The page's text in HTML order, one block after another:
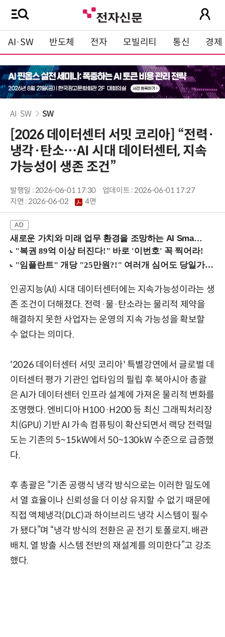
AI·SW 반도체 전자 모빌리티 통신 경제
AI·SW SW
[2026 데이터센터 서밋 코리아] “전력·
냉각·탄소…AI 시대 데이터센터, 지속
가능성이 생존 조건”
발행일 : 2026-06-01 17:30
업데이트 : 2026-06-01 17:27
지면 :2026-06-02 4면
새로운 가치와 미래 업무 환경을 조망하는 AI Smart Work Summit 2026 (9/11 코엑스)
인공지능(AI) 시대 데이터센터에는 지속가능성이라는 생
존 조건이 더해졌다. 전력·물·탄소라는 물리적 제약을
해결하지 못한 사업자는 운영의 지속 가능성을 확보할
수 없다는 의미다.
'2026 데이터센터 서밋 코리아' 특별강연에서 글로벌 데
이터센터 평가 기관인 업타임의 필립 후 북아시아 총괄
은 AI가 데이터센터 인프라 설계에 가져온 물리적 변화를
조명했다. 엔비디아 H100·H200 등 최신 그래픽처리장
치(GPU) 기반 AI 가속 컴퓨팅이 확산되면서 랙당 전력밀
도는 기존의 5~15kW에서 50~130kW 수준으로 급증했
다.
후 총괄은 “기존 공랭식 냉각 방식으로는 이러한 밀도에
서 열 효율이나 신뢰성을 더 이상 유지할 수 없기 때문에
직접 액체냉각(DLC)과 하이브리드 냉각 시스템이 필수
가 됐다”며 “냉각 방식의 전환은 곧 전기 토폴로지, 배관
배치, 열 방출 시스템 전반의 재설계를 의미한다”고 강조
했다.